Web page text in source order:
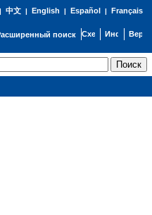
中文| English | Español | Français
поиск